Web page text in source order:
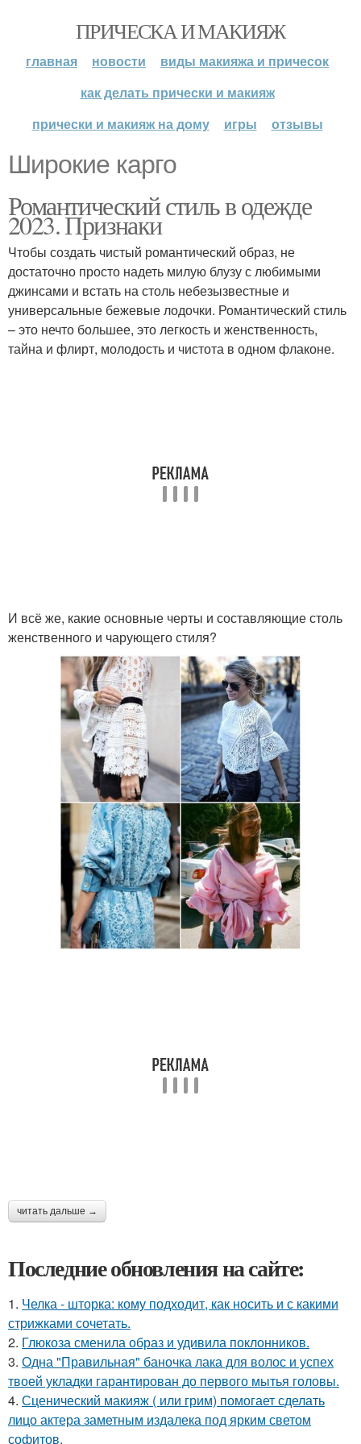
ПРИЧЕСКА И МАКИЯЖ
главная новости
виды макияжа и причесок
как делать прически и макияж
прически и макияж на дому
игры отзывы
Широкие карго
Романтический стиль в одежде
2023. Признаки
Чтобы создать чистый романтический образ, не
достаточно просто надеть милую блузу с любимыми
джинсами и встать на столь небезызвестные и
универсальные бежевые лодочки. Романтический стиль
– это нечто большее, это легкость и женственность,
тайна и флирт, молодость и чистота в одном флаконе.
И всё же, какие основные черты и составляющие столь
женственного и чарующего стиля?
читать дальше →
Последние обновления на сайте:
1. Челка - шторка: кому подходит, как носить и с какими
стрижками сочетать.
2. Глюкоза сменила образ и удивила поклонников.
3. Одна "Правильная" баночка лака для волос и успех
твоей укладки гарантирован до первого мытья головы.
4. Сценический макияж ( или грим) помогает сделать
лицо актера заметным издалека под ярким светом
софитов.